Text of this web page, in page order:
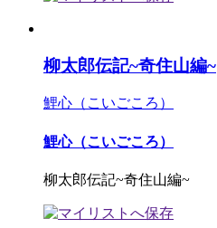
柳太郎伝記~奇住山編~
鯉心（こいごころ）
鯉心（こいごころ）
柳太郎伝記~奇住山編~